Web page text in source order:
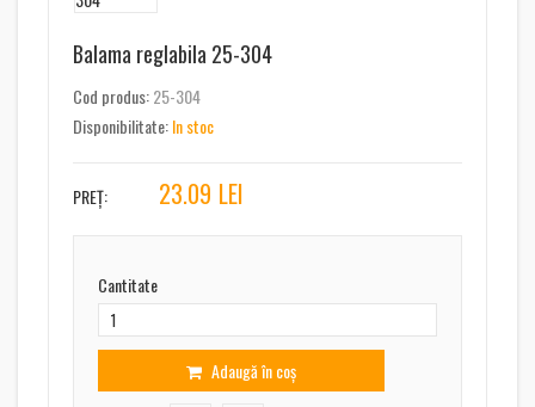
Balama reglabila 25-304
Cod produs:25-304
Disponibilitate:In stoc
PREȚ: 23.09 LEI
Cantitate
Adaugă în coș